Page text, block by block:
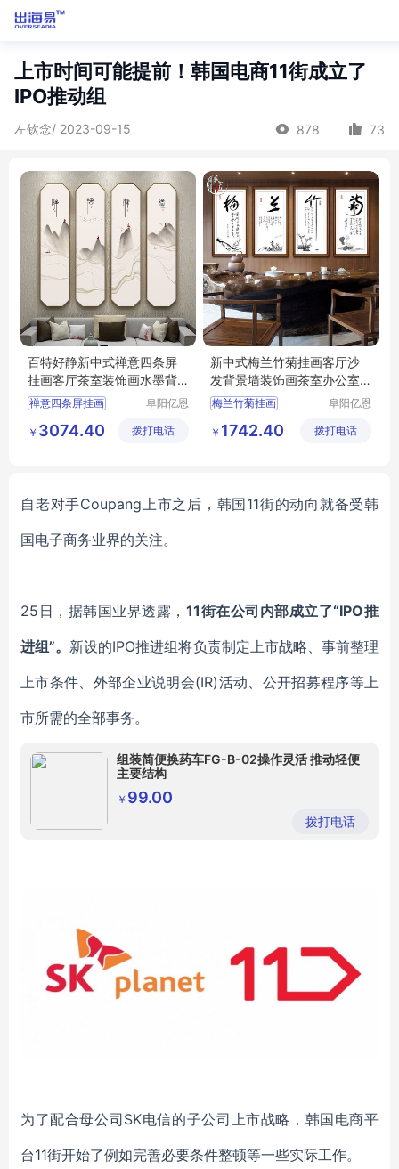
上市时间可能提前！韩国电商11街成立了
IPO推动组
左钦念/ 2023-09-15 878 73
百特好静新中式禅意四条屏
挂画客厅茶室装饰画水墨背
景墙壁画
禅意四条屏挂画
挂画 装饰画
阜阳亿恩
有限公司
￥ 3074.40 拨打电话
新中式梅兰竹菊挂画客厅沙
发背景墙装饰画茶室办公室
壁画国画
梅兰竹菊挂画
挂画 装饰画
阜阳亿恩
有限公司
￥ 1742.40 拨打电话
自老对手Coupang上市之后，韩国11街的动向就备受韩
国电子商务业界的关注。
25日，据韩国业界透露， 11街在公司内部成立了“IPO推
进组”。 新设的IPO推进组将负责制定上市战略、事前整理
上市条件、外部企业说明会(IR)活动、公开招募程序等上
市所需的全部事务。
组装简便换药车FG-B-02操作灵活 推动轻便
主要结构
￥ 99.00
拨打电话
为了配合母公司SK电信的子公司上市战略， 韩国电商平
台11街开始了例如完善必要条件整顿等一些实际工作。